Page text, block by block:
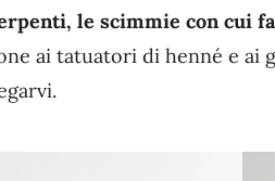
le scimmie con cui
ai tatuatori di henné e ai